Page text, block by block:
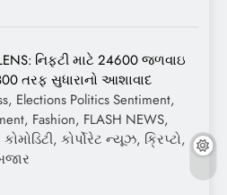
નિફ્ટી માટે 24600 જળવાઇ
તરફ સુધારાનો આશાવાદ
Elections Politics Sentiment,
Fashion, FLASH NEWS,
કોર્પોરેટ ન્યૂઝ, ક્રિપ્ટો,